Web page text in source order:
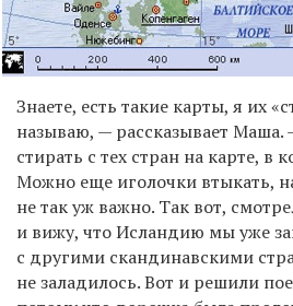
Знаете, есть такие карты, я их
называю, — рассказывает
стирать с тех стран на карте, в
Можно еще иголочки втыкать,
не так уж важно. Так вот,
и вижу, что Исландию мы уже
с другими скандинавскими
не заладилось. Вот и решили